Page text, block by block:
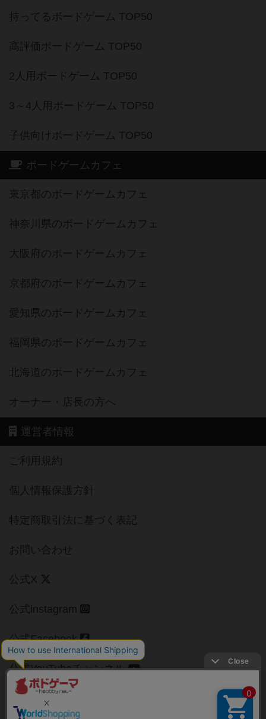
持ってるボードゲーム TOP50
高評価ボードゲーム TOP50
2人用ボードゲーム TOP50
3～4人用ボードゲーム TOP50
子供向けボードゲーム TOP50
ボードゲームカフェ
東京都のボードゲームカフェ
神奈川県のボードゲームカフェ
大阪府のボードゲームカフェ
京都府のボードゲームカフェ
愛知県のボードゲームカフェ
福岡県のボードゲームカフェ
北海道のボードゲームカフェ
オーナー・店長の方へ
運営者情報
ご利用規約
個人情報保護方針
特定商取引法に基づく表記
お問い合わせ
公式X
公式instagram
公式Facebook
公式YouTubeチャンネル